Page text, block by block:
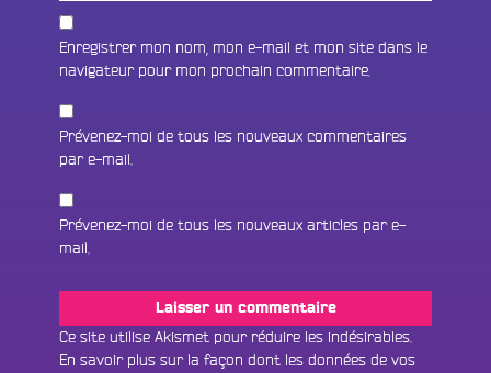
Enregistrer mon nom, mon e-mail et mon site dans le
navigateur pour mon prochain commentaire.
Prévenez-moi de tous les nouveaux commentaires
par e-mail.
Prévenez-moi de tous les nouveaux articles par e-
mail.
Ce site utilise Akismet pour réduire les indésirables.
En savoir plus sur la façon dont les données de vos